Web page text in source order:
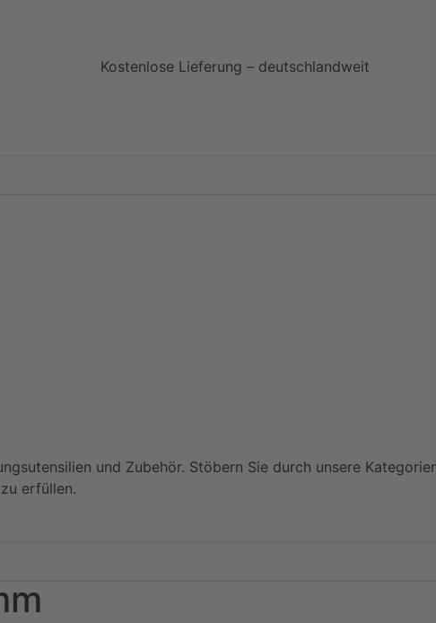
Kostenlose Lieferung – deutschlandweit
und Zubehör. Stöbern Sie durch unsere
erfüllen.